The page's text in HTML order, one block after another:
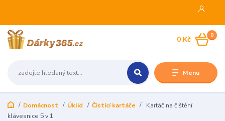
Menu
0
0 Kč
Domácnost Úklid Čistící kartáče
Kartáč na čištění
klávesnice 5 v 1